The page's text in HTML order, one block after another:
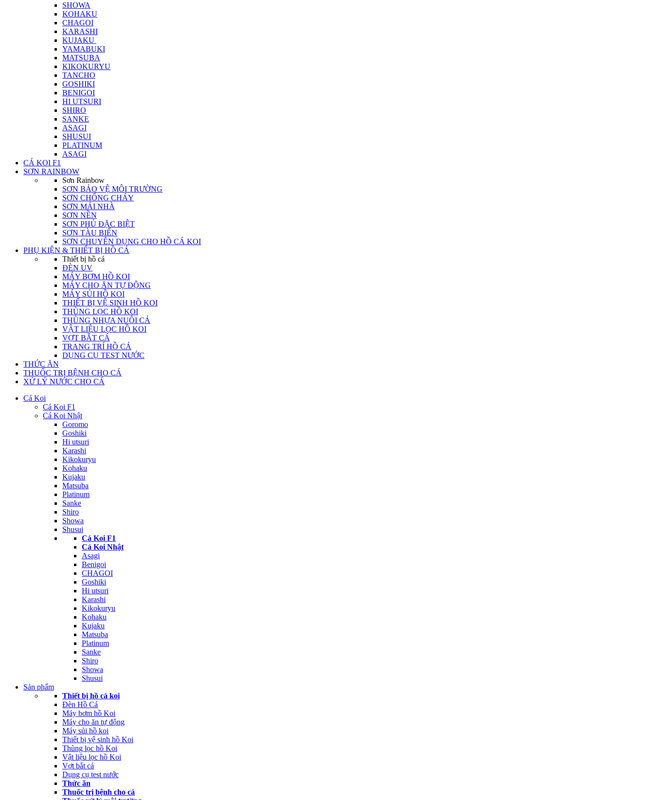
SHOWA
KOHAKU
CHAGOI
KARASHI
KUJAKU
YAMABUKI
MATSUBA
KIKOKURYU
TANCHO
GOSHIKI
BENIGOI
HI UTSURI
SHIRO
SANKE
ASAGI
SHUSUI
PLATINUM
ASAGI
CÁ KOI F1
SƠN RAINBOW
Sơn Rainbow
SƠN BẢO VỆ MÔI TRƯỜNG
SƠN CHỐNG CHÁY
SƠN MÁI NHÀ
SƠN NỀN
SƠN PHỦ ĐẶC BIỆT
SƠN TÀU BIỂN
SƠN CHUYÊN DỤNG CHO HỒ CÁ KOI
PHỤ KIỆN & THIẾT BỊ HỒ CÁ
Thiết bị hồ cá
ĐÈN UV
MÁY BƠM HỒ KOI
MÁY CHO ĂN TỰ ĐỘNG
MÁY SỦI HỒ KOI
THIẾT BỊ VỆ SINH HỒ KOI
THÙNG LỌC HỒ KOI
THÙNG NHỰA NUÔI CÁ
VẬT LIỆU LỌC HỒ KOI
VỢT BẮT CÁ
TRANG TRÍ HỒ CÁ
DỤNG CỤ TEST NƯỚC
THỨC ĂN
THUỐC TRỊ BỆNH CHO CÁ
XỬ LÝ NƯỚC CHO CÁ
Cá Koi
Cá Koi F1
Cá Koi Nhật
Goromo
Goshiki
Hi utsuri
Karashi
Kikokuryu
Kohaku
Kujaku
Matsuba
Platinum
Sanke
Shiro
Showa
Shusui
Cá Koi F1
Cá Koi Nhật
Asagi
Benigoi
CHAGOI
Goshiki
Hi utsuri
Karashi
Kikokuryu
Kohaku
Kujaku
Matsuba
Platinum
Sanke
Shiro
Showa
Shusui
Sản phẩm
Thiết bị hồ cá koi
Đèn Hồ Cá
Máy bơm hồ Koi
Máy cho ăn tự động
Máy sủi hồ koi
Thiết bị vệ sinh hồ Koi
Thùng lọc hồ Koi
Vật liệu lọc hồ Koi
Vợt bắt cá
Dụng cụ test nước
Thức ăn
Thuốc trị bệnh cho cá